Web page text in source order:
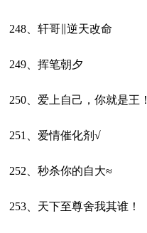
248、轩哥∥逆天改命
249、挥笔朝夕
250、爱上自己，你就是王！
251、爱情催化剂√
252、秒杀你的自大≈
253、天下至尊舍我其谁！